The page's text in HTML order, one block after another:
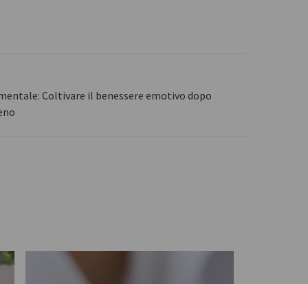
Coltivare il benessere emotivo dopo